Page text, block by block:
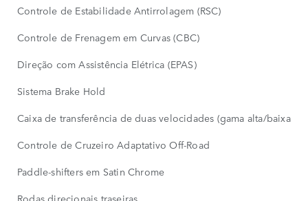
Controle de Estabilidade Antirrolagem (RSC)
Controle de Frenagem em Curvas (CBC)
Direção com Assistência Elétrica (EPAS)
Sistema Brake Hold
Caixa de transferência de duas velocidades (gama alta/baixa)
Controle de Cruzeiro Adaptativo Off-Road
Paddle-shifters em Satin Chrome